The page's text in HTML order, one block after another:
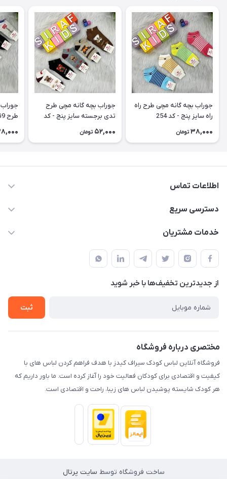
جوراب بچه گانه مچی طرح راه
راه سایز پنج - کد 254
38,000 تومان
جوراب بچه گانه مچی طرح
تدی برجسته سایز پنج - کد
52,000 تومان
طرح G9 سایز پنج - کد 252
اطلاعات تماس
09178110667
پاسارگارد۷ – کنار نانوایی – دفتر مجموعه سیراف
دسترسی سریع
حساب کاربری
درباره ما
تماس با ما
خدمات مشتریان
قوانین و مقررات
حریم خصوصی
راهنما
از جدید‌ترین تخفیف‌ها با‌ خبر شوید
ثبت
مختصری درباره فروشگاه
فروشگاه آنلاین لباس کودک سیراف کیدز با هدف فراهم کردن لباس های با
کیفیت و اقتصادی برای کودکان فعالیت خود را آغاز کرده است. ما باور داریم که
هر کودک شایسته پوشیدن لباس های زیبا، راحت و اقتصادی است.
ساخت فروشگاه توسط سایت پرتال